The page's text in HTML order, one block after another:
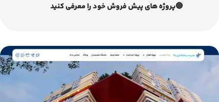
🔵پروژه های پیش فروش خود را معرفی کنید